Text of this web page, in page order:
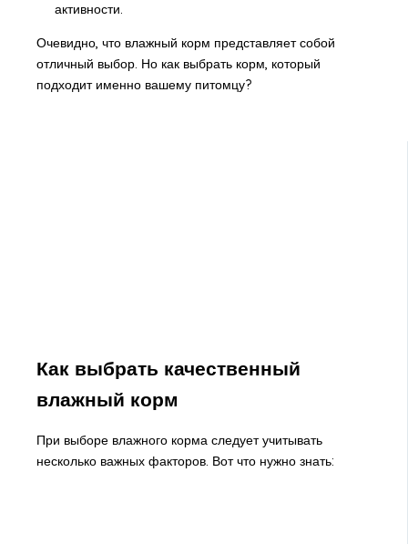
активности.
Очевидно, что влажный корм представляет собой
отличный выбор. Но как выбрать корм, который
подходит именно вашему питомцу?
Как выбрать качественный
влажный корм
При выборе влажного корма следует учитывать
несколько важных факторов. Вот что нужно знать: